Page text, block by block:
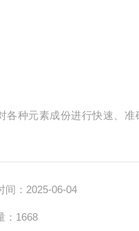
各种元素成份进行快速、准
Mg等轻元素具有良好的激
，在冶炼过程控制中起到
间：2025-06-04
：1668